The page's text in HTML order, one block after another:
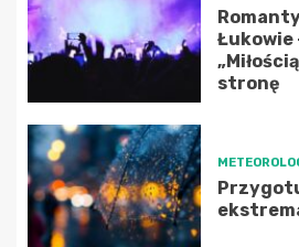
Łukowie
stronę